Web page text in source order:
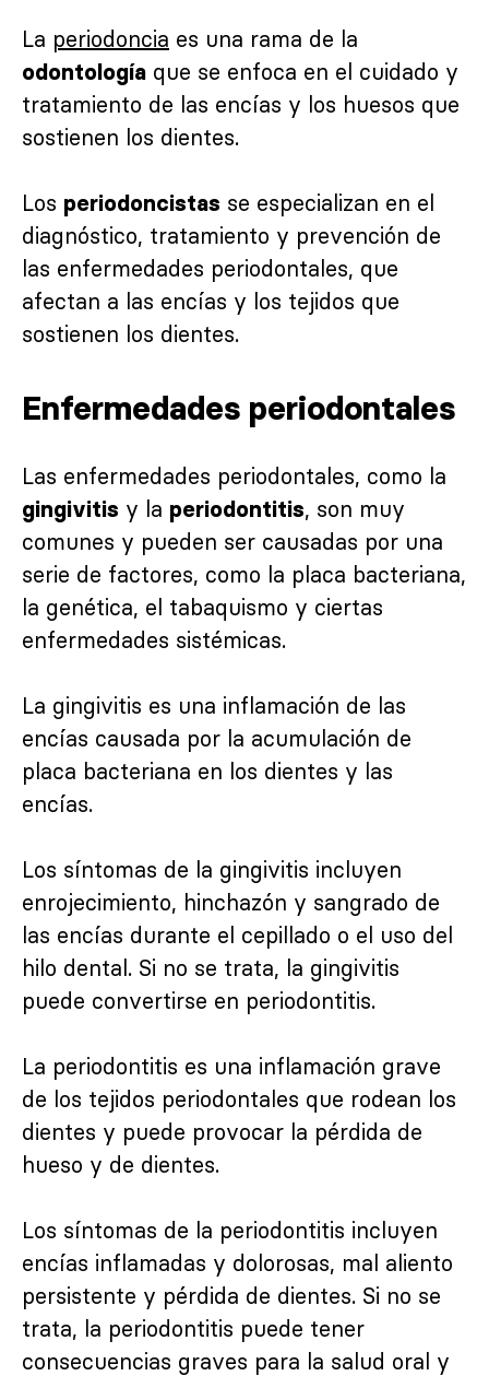
La periodoncia es una rama de la
odontología que se enfoca en el cuidado y
tratamiento de las encías y los huesos que
sostienen los dientes.
Los periodoncistas se especializan en el
diagnóstico, tratamiento y prevención de
las enfermedades periodontales, que
afectan a las encías y los tejidos que
sostienen los dientes.
Enfermedades periodontales
Las enfermedades periodontales, como la
gingivitis y la periodontitis, son muy
comunes y pueden ser causadas por una
serie de factores, como la placa bacteriana,
la genética, el tabaquismo y ciertas
enfermedades sistémicas.
La gingivitis es una inflamación de las
encías causada por la acumulación de
placa bacteriana en los dientes y las
encías.
Los síntomas de la gingivitis incluyen
enrojecimiento, hinchazón y sangrado de
las encías durante el cepillado o el uso del
hilo dental. Si no se trata, la gingivitis
puede convertirse en periodontitis.
La periodontitis es una inflamación grave
de los tejidos periodontales que rodean los
dientes y puede provocar la pérdida de
hueso y de dientes.
Los síntomas de la periodontitis incluyen
encías inflamadas y dolorosas, mal aliento
persistente y pérdida de dientes. Si no se
trata, la periodontitis puede tener
consecuencias graves para la salud oral y